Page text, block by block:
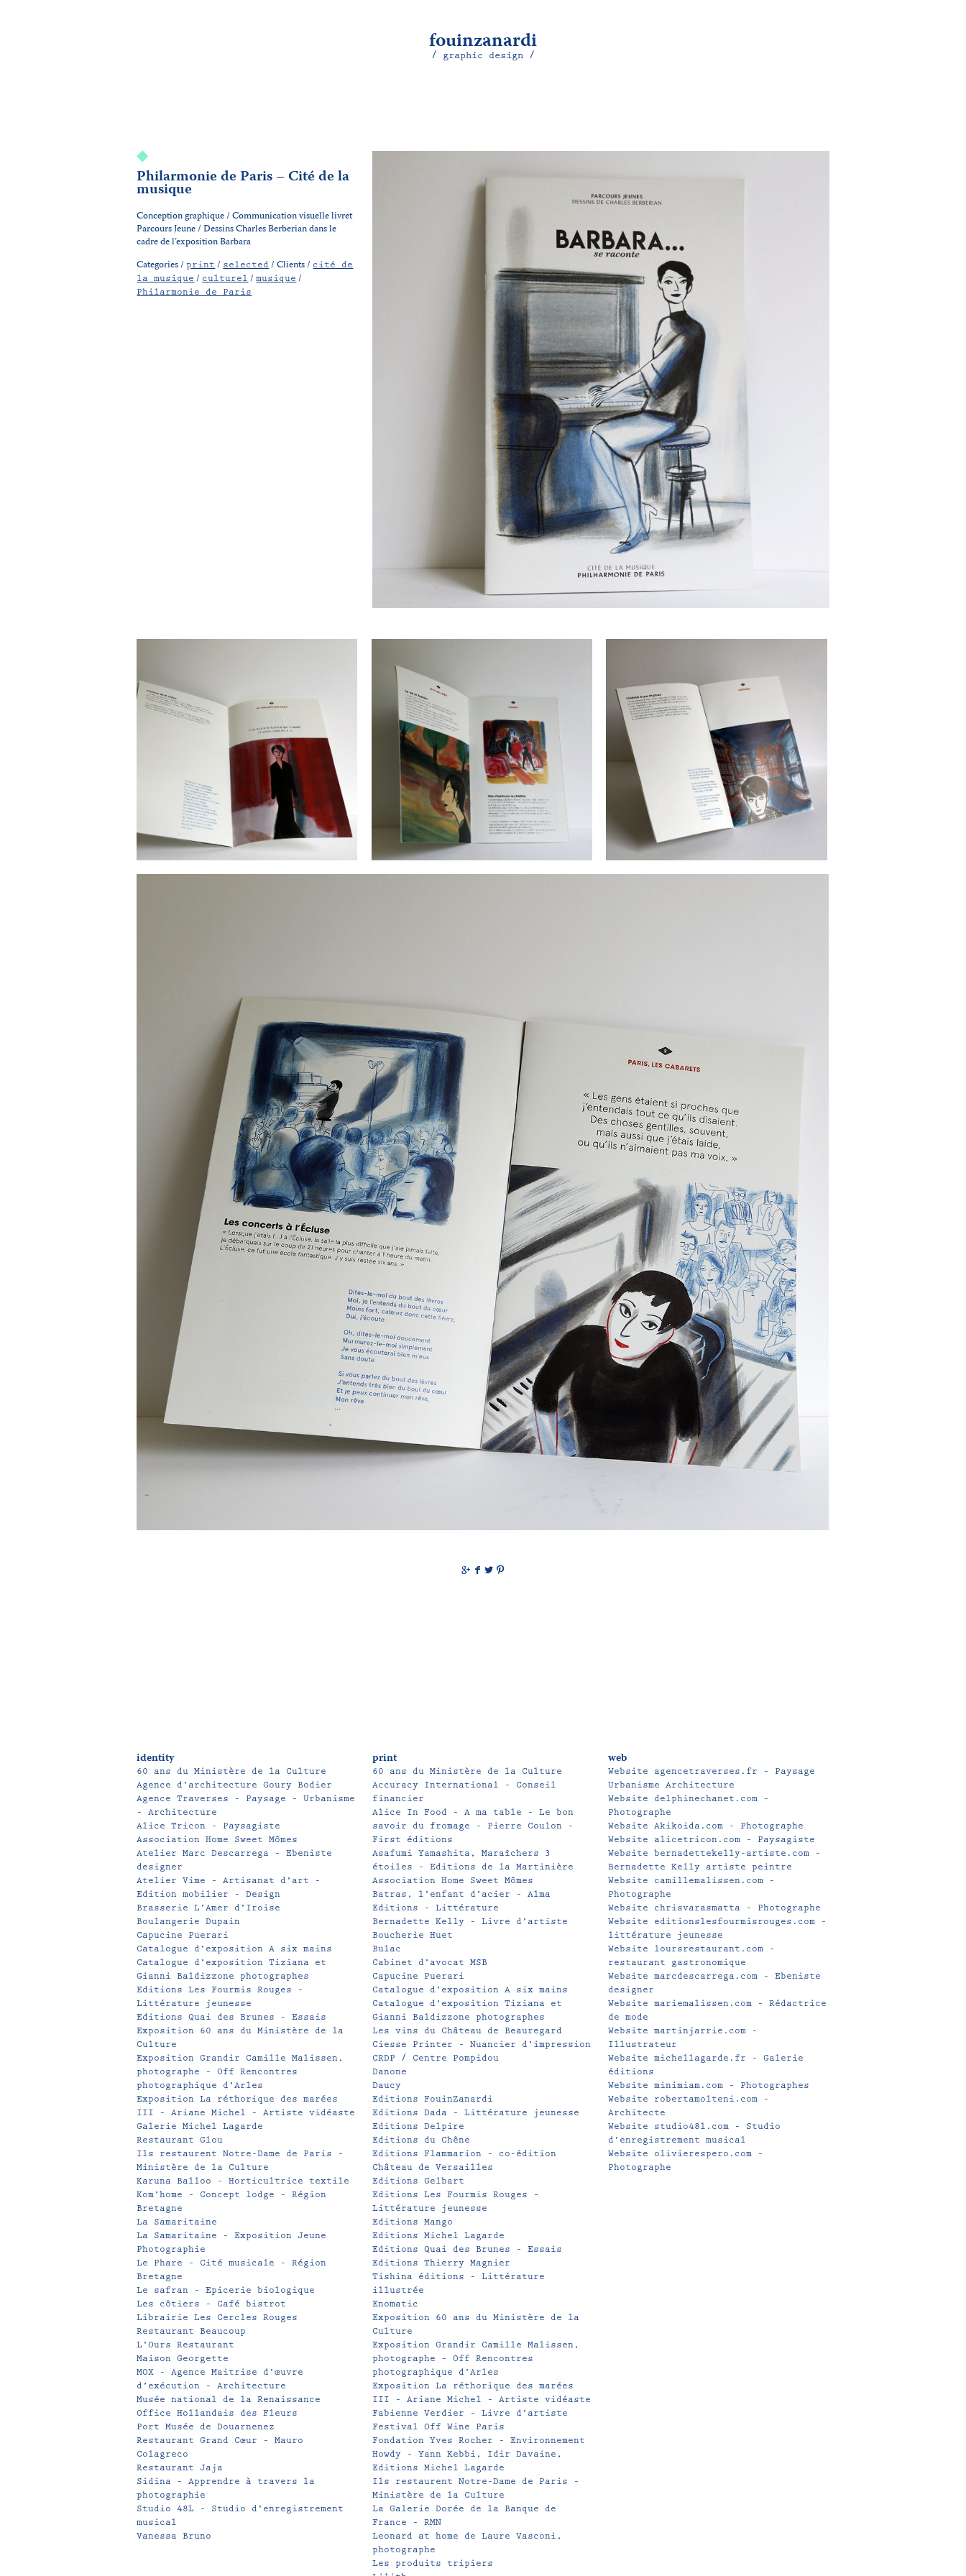
fouinzanardi
/ graphic design /
Philarmonie de Paris – Cité de la
musique
Conception graphique / Communication visuelle livret
Parcours Jeune / Dessins Charles Berberian dans le
cadre de l’exposition Barbara
Categories /print/selected/Clients /cité de
la musique/culturel/musique/
Philarmonie de Paris
g f t p
identity
60 ans du Ministère de la Culture
Agence d’architecture Goury Bodier
Agence Traverses – Paysage – Urbanisme
– Architecture
Alice Tricon – Paysagiste
Association Home Sweet Mômes
Atelier Marc Descarrega – Ebeniste
designer
Atelier Vime – Artisanat d’art –
Edition mobilier – Design
Brasserie L’Amer d’Iroise
Boulangerie Dupain
Capucine Puerari
Catalogue d’exposition A six mains
Catalogue d’exposition Tiziana et
Gianni Baldizzone photographes
Editions Les Fourmis Rouges –
Littérature jeunesse
Editions Quai des Brunes – Essais
Exposition 60 ans du Ministère de la
Culture
Exposition Grandir Camille Malissen,
photographe – Off Rencontres
photographique d’Arles
Exposition La réthorique des marées
III – Ariane Michel – Artiste vidéaste
Galerie Michel Lagarde
Restaurant Glou
Ils restaurent Notre-Dame de Paris –
Ministère de la Culture
Karuna Balloo – Horticultrice textile
Kom’home – Concept lodge – Région
Bretagne
La Samaritaine
La Samaritaine – Exposition Jeune
Photographie
Le Phare – Cité musicale – Région
Bretagne
Le safran – Epicerie biologique
Les côtiers – Café bistrot
Librairie Les Cercles Rouges
Restaurant Beaucoup
L’Ours Restaurant
Maison Georgette
MOX – Agence Maitrise d’œuvre
d’exécution – Architecture
Musée national de la Renaissance
Office Hollandais des Fleurs
Port Musée de Douarnenez
Restaurant Grand Cœur – Mauro
Colagreco
Restaurant Jaja
Sidina – Apprendre à travers la
photographie
Studio 48L – Studio d’enregistrement
musical
Vanessa Bruno
print
60 ans du Ministère de la Culture
Accuracy International – Conseil
financier
Alice In Food – A ma table – Le bon
savoir du fromage – Pierre Coulon –
First éditions
Asafumi Yamashita, Maraîchers 3
étoiles – Editions de la Martinière
Association Home Sweet Mômes
Batras, l’enfant d’acier – Alma
Editions – Littérature
Bernadette Kelly – Livre d’artiste
Boucherie Huet
Bulac
Cabinet d’avocat MSB
Capucine Puerari
Catalogue d’exposition A six mains
Catalogue d’exposition Tiziana et
Gianni Baldizzone photographes
Les vins du Château de Beauregard
Ciesse Printer – Nuancier d’impression
CRDP / Centre Pompidou
Danone
Daucy
Editions FouinZanardi
Editions Dada – Littérature jeunesse
Editions Delpire
Editions du Chêne
Editions Flammarion – co-édition
Château de Versailles
Editions Gelbart
Editions Les Fourmis Rouges –
Littérature jeunesse
Editions Mango
Editions Michel Lagarde
Editions Quai des Brunes – Essais
Editions Thierry Magnier
Tishina éditions – Littérature
illustrée
Enomatic
Exposition 60 ans du Ministère de la
Culture
Exposition Grandir Camille Malissen,
photographe – Off Rencontres
photographique d’Arles
Exposition La réthorique des marées
III – Ariane Michel – Artiste vidéaste
Fabienne Verdier – Livre d’artiste
Festival Off Wine Paris
Fondation Yves Rocher – Environnement
Howdy – Yann Kebbi, Idir Davaine,
Editions Michel Lagarde
Ils restaurent Notre-Dame de Paris –
Ministère de la Culture
La Galerie Dorée de la Banque de
France – RMN
Leonard at home de Laure Vasconi,
photographe
Les produits tripiers
web
Website agencetraverses.fr – Paysage
Urbanisme Architecture
Website delphinechanet.com –
Photographe
Website Akikoida.com – Photographe
Website alicetricon.com – Paysagiste
Website bernadettekelly-artiste.com –
Bernadette Kelly artiste peintre
Website camillemalissen.com –
Photographe
Website chrisvarasmatta – Photographe
Website editionslesfourmisrouges.com –
littérature jeunesse
Website loursrestaurant.com –
restaurant gastronomique
Website marcdescarrega.com – Ebeniste
designer
Website mariemalissen.com – Rédactrice
de mode
Website martinjarrie.com –
Illustrateur
Website michellagarde.fr – Galerie
éditions
Website minimiam.com – Photographes
Website robertamolteni.com –
Architecte
Website studio48l.com – Studio
d’enregistrement musical
Website olivierespero.com –
Photographe